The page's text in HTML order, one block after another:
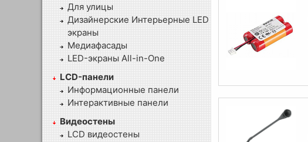
Для улицы
Дизайнерские Интерьерные LED
экраны
Медиафасады
LED-экраны All-in-One
LCD-панели
Информационные панели
Интерактивные панели
Видеостены
LCD видеостены